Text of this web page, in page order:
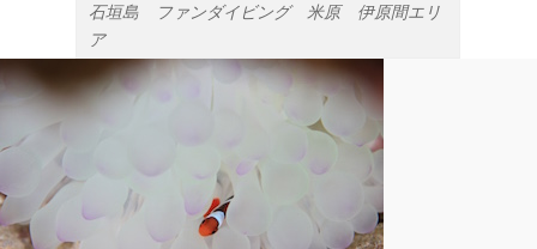
石垣島 ファンダイビング 米原 伊原間エリ
ア